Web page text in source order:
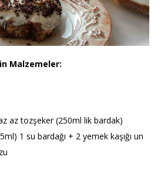
Malzemeler:
az tozşeker (250ml lik bardak)
1 su bardağı + 2 yemek kaşığı un